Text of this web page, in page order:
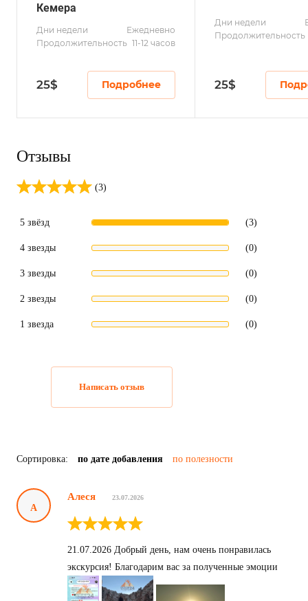
Кемера
Дни недели
Ежедневно
Продолжительность 11-12 часов
25$ Подробнее
Дни недели
Продолжительность
25$
Отзывы
(3)
5 звёзд (3)
4 звезды (0)
3 звезды (0)
2 звезды (0)
1 звезда (0)
Написать отзыв
Сортировка: по дате добавления по полезности
А
Алеся 23.07.2026
21.07.2026 Добрый день, нам очень понравилась
экскурсия! Благодарим вас за полученные эмоции